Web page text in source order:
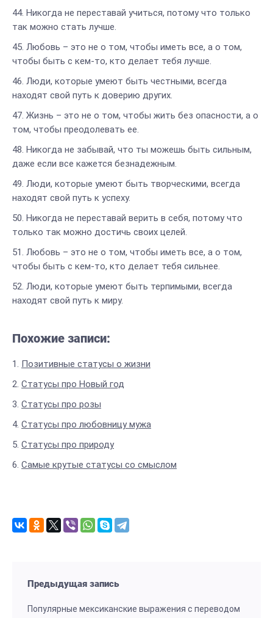
Никогда не переставай учиться, потому что только
так можно стать лучше.
Любовь – это не о том, чтобы иметь все, а о том,
чтобы быть с кем-то, кто делает тебя лучше.
Люди, которые умеют быть честными, всегда
находят свой путь к доверию других.
Жизнь – это не о том, чтобы жить без опасности, а о
том, чтобы преодолевать ее.
Никогда не забывай, что ты можешь быть сильным,
даже если все кажется безнадежным.
Люди, которые умеют быть творческими, всегда
находят свой путь к успеху.
Никогда не переставай верить в себя, потому что
только так можно достичь своих целей.
Любовь – это не о том, чтобы иметь все, а о том,
чтобы быть с кем-то, кто делает тебя сильнее.
Люди, которые умеют быть терпимыми, всегда
находят свой путь к миру.
Похожие записи:
Позитивные статусы о жизни
Статусы про Новый год
Статусы про розы
Статусы про любовницу мужа
Статусы про природу
Самые крутые статусы со смыслом
Предыдущая запись
Популярные мексиканские выражения с переводом